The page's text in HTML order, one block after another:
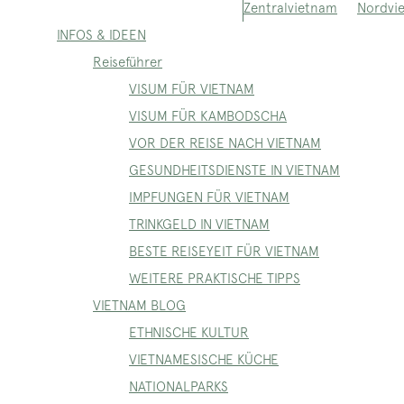
Zentralvietnam
INFOS & IDEEN
Reiseführer
VISUM FÜR VIETNAM
VISUM FÜR KAMBODSCHA
VOR DER REISE NACH VIETNAM
GESUNDHEITSDIENSTE IN VIETNAM
IMPFUNGEN FÜR VIETNAM
TRINKGELD IN VIETNAM
BESTE REISEYEIT FÜR VIETNAM
WEITERE PRAKTISCHE TIPPS
VIETNAM BLOG
ETHNISCHE KULTUR
VIETNAMESISCHE KÜCHE
NATIONALPARKS